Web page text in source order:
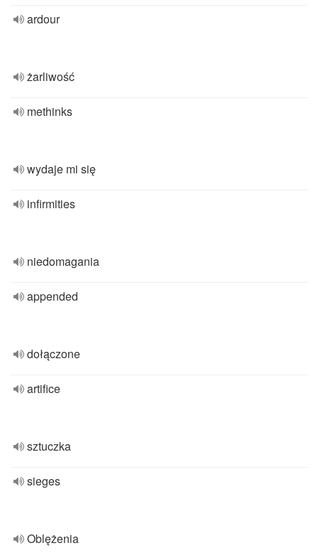
ardour
żarliwość
methinks
wydaje mi się
infirmities
niedomagania
appended
dołączone
artifice
sztuczka
sieges
Oblężenia